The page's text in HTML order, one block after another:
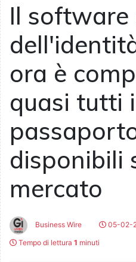
Il software
ora è
quasi tutti
disponibili
mercato
Business Wire
05-02-
Tempo di lettura 1 minuti